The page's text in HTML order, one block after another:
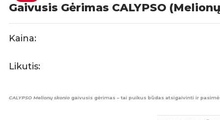
Gaivusis Gėrimas CALYPSO
Kaina:
Likutis:
CALYPSO Melionų skonio gaivusis gėrimas – tai puikus būdas atsigaivinti ir